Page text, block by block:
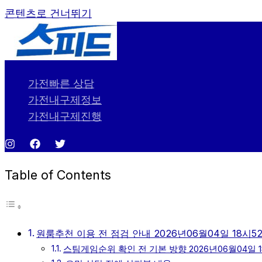
콘텐츠로 건너뛰기
가전빠른 상담
가전내구제정보
가전내구제진행
Table of Contents
원룸추천 이용 전 점검 안내 2026년06월04일 18시
스팀게임순위 확인 전 기본 방향 2026년06월04일